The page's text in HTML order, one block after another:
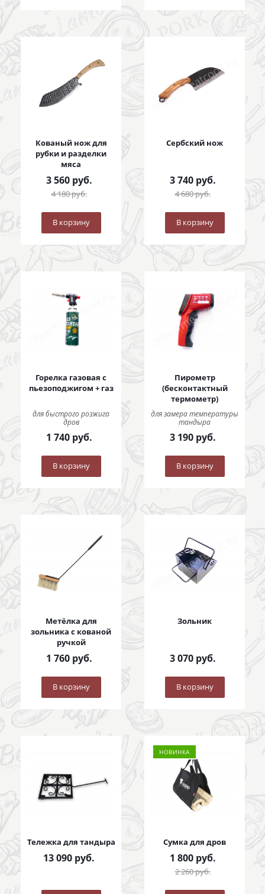
Кованый нож для
рубки и разделки
мяса
3 560руб.
4 180руб.
В корзину
Сербский нож
3 740руб.
4 680руб.
В корзину
Горелка газовая с
пьезоподжигом + газ
для быстрого розжига
дров
1 740руб.
В корзину
Пирометр
(бесконтактный
термометр)
для замера температуры
тандыра
3 190руб.
В корзину
Метёлка для
зольника с кованой
ручкой
1 760руб.
В корзину
Зольник
3 070руб.
В корзину
Тележка для тандыра
13 090 руб.
НОВИНКА
Сумка для дров
1 800руб.
2 260руб.